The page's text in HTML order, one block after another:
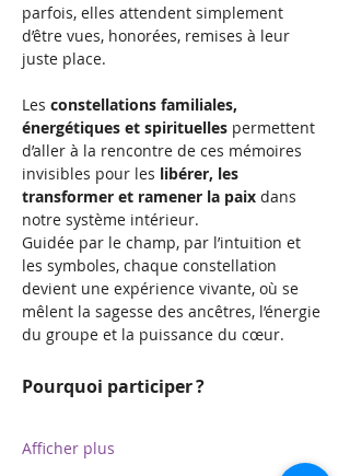
parfois, elles attendent simplement
d’être vues, honorées, remises à leur
juste place.
Les constellations familiales,
énergétiques et spirituelles permettent
d’aller à la rencontre de ces mémoires
invisibles pour les libérer, les
transformer et ramener la paix dans
notre système intérieur.
Guidée par le champ, par l’intuition et
les symboles, chaque constellation
devient une expérience vivante, où se
mêlent la sagesse des ancêtres, l’énergie
du groupe et la puissance du cœur.
Pourquoi participer ?
Afficher plus